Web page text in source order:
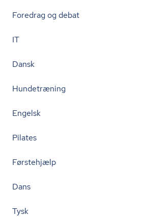
Foredrag og debat
IT
Dansk
Hundetræning
Engelsk
Pilates
Førstehjælp
Dans
Tysk